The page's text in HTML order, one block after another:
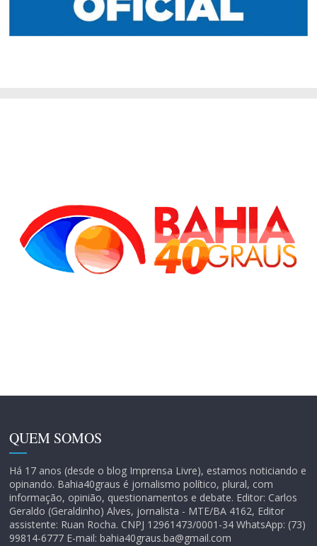
QUEM SOMOS
Há 17 anos (desde o blog Imprensa Livre), estamos noticiando e
opinando. Bahia40graus é jornalismo político, plural, com
informação, opinião, questionamentos e debate. Editor: Carlos
Geraldo (Geraldinho) Alves, jornalista - MTE/BA 4162, Editor
assistente: Ruan Rocha. CNPJ 12961473/0001-34 WhatsApp: (73)
99814-6777 E-mail: bahia40graus.ba@gmail.com